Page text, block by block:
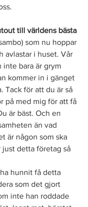
till världens bästa
som nu hoppar
avlastar i huset. Vår
bara är grym
kommer in i gänget
Tack för att du är så
på med mig för att få
är bäst. Och en
än vad
är någon som ska
just detta företag så
hunnit få detta
som det gjort
inte han roddade